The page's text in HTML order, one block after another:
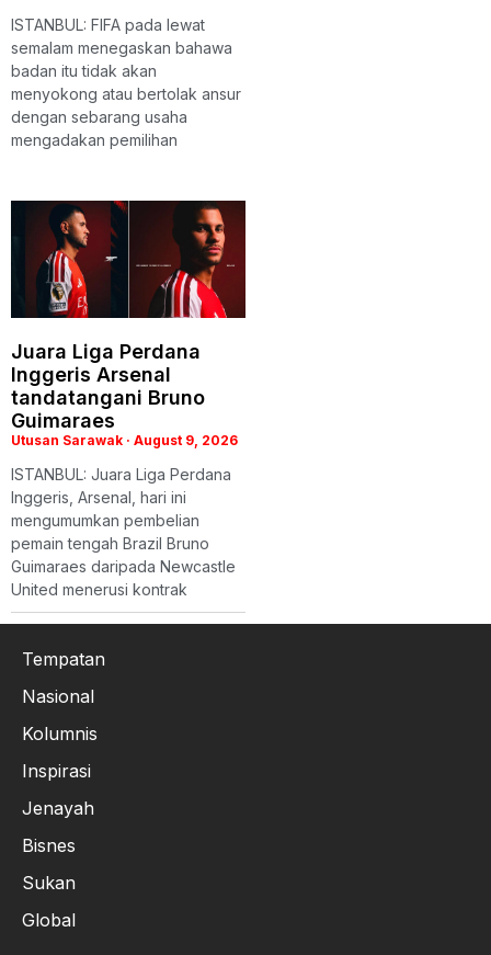
ISTANBUL: FIFA pada lewat
semalam menegaskan bahawa
badan itu tidak akan
menyokong atau bertolak ansur
dengan sebarang usaha
mengadakan pemilihan
Juara Liga Perdana
Inggeris Arsenal
tandatangani Bruno
Guimaraes
Utusan Sarawak August 9, 2026
ISTANBUL: Juara Liga Perdana
Inggeris, Arsenal, hari ini
mengumumkan pembelian
pemain tengah Brazil Bruno
Guimaraes daripada Newcastle
United menerusi kontrak
Tempatan
Nasional
Kolumnis
Inspirasi
Jenayah
Bisnes
Sukan
Global